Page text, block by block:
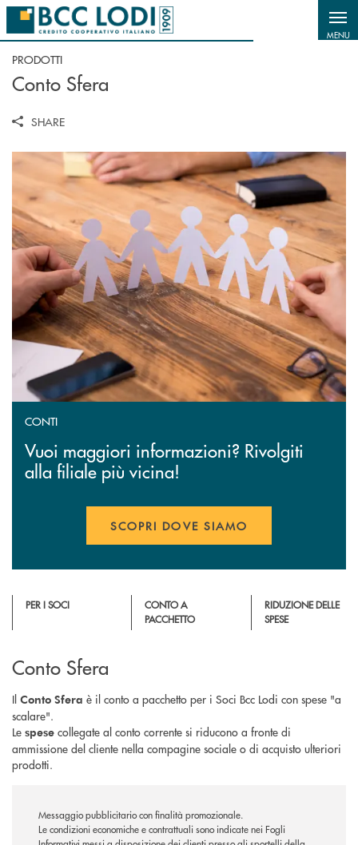
Salta al contenuto principale
MENU
PRODOTTI
Conto Sfera
SHARE
CONTI
Vuoi maggiori informazioni? Rivolgiti
alla filiale più vicina!
SCOPRI DOVE SIAMO
PER I SOCI
CONTO A
PACCHETTO
RIDUZIONE DELLE
SPESE
Conto Sfera
Il Conto Sfera è il conto a pacchetto per i Soci Bcc Lodi con spese "a
scalare".
Le spese collegate al conto corrente si riducono a fronte di
ammissione del cliente nella compagine sociale o di acquisto ulteriori
prodotti.
Messaggio pubblicitario con finalità promozionale.
Le condizioni economiche e contrattuali sono indicate nei Fogli